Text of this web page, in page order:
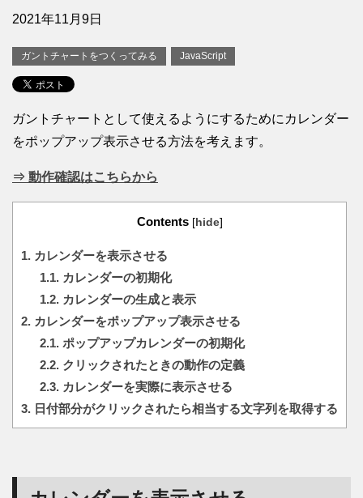
2021年11月9日
ガントチャートをつくってみる JavaScript
ガントチャートとして使えるようにするためにカレンダー
をポップアップ表示させる方法を考えます。
⇒ 動作確認はこちらから
Contents [hide]
1. カレンダーを表示させる
1.1.カレンダーの初期化
1.2.カレンダーの生成と表示
2. カレンダーをポップアップ表示させる
2.1.ポップアップカレンダーの初期化
2.2.クリックされたときの動作の定義
2.3.カレンダーを実際に表示させる
3. 日付部分がクリックされたら相当する文字列を取得する